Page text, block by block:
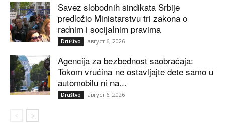
Savez slobodnih sindikata Srbije
predložio Ministarstvu tri zakona o
radnim i socijalnim pravima
Društvo август 6, 2026
Agencija za bezbednost saobraćaja:
Tokom vrućina ne ostavljajte dete samo u
automobilu ni na...
Društvo август 6, 2026